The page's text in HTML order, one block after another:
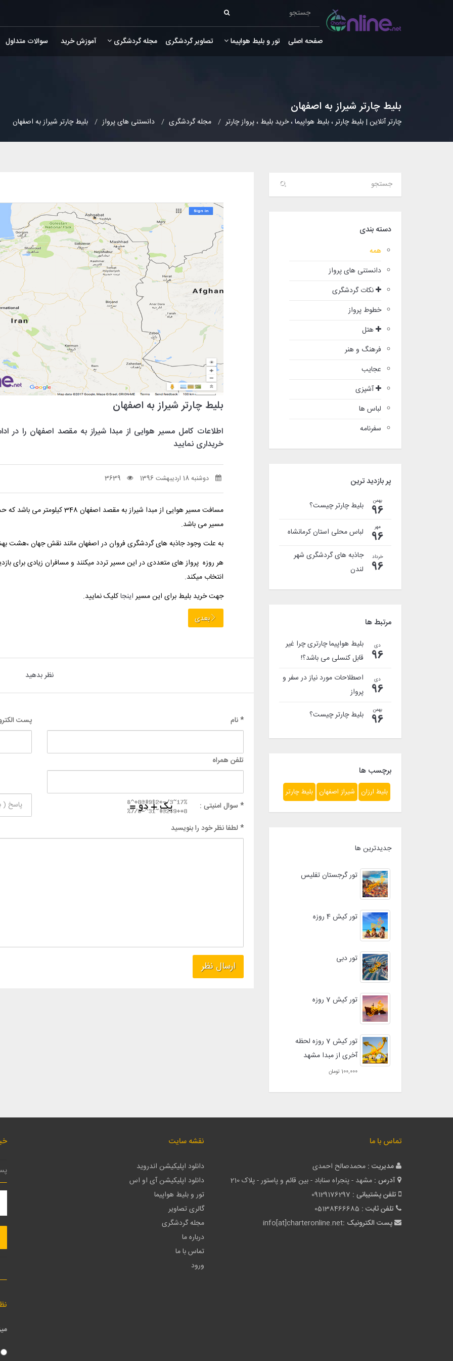
صفحه اصلی تور و بلیط هواپیما تصاویر گردشگری مجله گردشگری آموزش خرید سوالات متداول
بلیط چارتر شیراز به اصفهان
چارتر آنلاین | بلیط چارتر ، بلیط هواپیما ، خرید بلیط ، پرواز چارتر مجله گردشگری دانستنی های پرواز بلیط چارتر شیراز به اصفهان
دسته بندی
همه
دانستنی های پرواز
نکات گردشگری
خطوط پرواز
هتل
فرهنگ و هنر
عجایب
آشپزی
لباس ها
سفرنامه
پر بازدید ترین
بهمن
96 بلیط چارتر چیست؟
مهر
96 لباس محلی استان کرمانشاه
خرداد
96
جاذبه های گردشگری شهر
لندن
مرتبط ها
دی
96
بلیط هواپیما چارتری چرا غیر
قابل کنسلی می باشد؟!
دی
96
اصطلاحات مورد نیاز در سفر و
پرواز
بهمن
96 بلیط چارتر چیست؟
برچسب ها
بلیط ارزان شیراز اصفهان بلیط چارتر
جدیدترین ها
تور گرجستان تفلیس
تور کیش 4 روزه
تور دبی
تور کیش 7 روزه
تور کیش 7 روزه لحظه
آخری از مبدا مشهد
100,000 تومان
بلیط چارتر شیراز به اصفهان
اطلاعات کامل مسیر هوایی از مبدا شیراز به مقصد اصفهان را در
خریداری نمایید
دوشنبه 18 اردیبهشت 1396 3639
مسافت مسیر هوایی از مبدا شیراز به مقصد اصفهان 348 کیلومتر می باشد که حدود 1 ساعت طبق محاسبه
مسیر می باشد.
به علت وجود جاذبه های گردشگری فروان در اصفهان مانند نقش جهان ،هشت
هر روزه پرواز های متعددی در این مسیر تردد میکنند و مسافران زیادی برای
انتخاب میکند.
جهت خرید بلیط برای این مسیر اینجاکلیک نمایید.
بعدی
نظر بدهید
* نام پست
تلفن همراه
* سوال امنیتی :
* لطفا نظر خود را بنویسید
تماس با ما
مدیریت : محمدصالح احمدی
آدرس : مشهد - پنجراه سناباد - بین قائم و پاستور - پلاک 210
تلفن پشتیبانی : 09129176297
تلفن ثابت : 05138466685
پست الکترونیک :info[at]charteronline.net
نقشه سایت
دانلود اپلیکیشن اندروید
دانلود اپلیکیشن آی او اس
تور و بلیط هواپیما
گالری تصاویر
مجله گردشگری
درباره ما
تماس با ما
ورود